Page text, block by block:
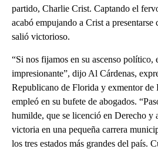
partido, Charlie Crist. Captando el
acabó empujando a Crist a
salió victorioso.
“Si nos fijamos en su ascenso político,
impresionante”, dijo Al Cárdenas,
Republicano de Florida y exmentor de
empleó en su bufete de abogados.
humilde, que se licenció en Derecho y
victoria en una pequeña carrera
los tres estados más grandes del país.